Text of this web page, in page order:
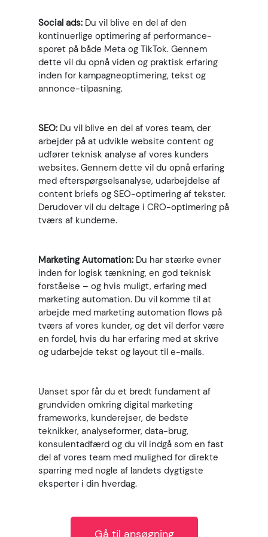
Social ads: Du vil blive en del af den
kontinuerlige optimering af performance-
sporet på både Meta og TikTok. Gennem
dette vil du opnå viden og praktisk erfaring
inden for kampagneoptimering, tekst og
annonce-tilpasning.
SEO: Du vil blive en del af vores team, der
arbejder på at udvikle website content og
udfører teknisk analyse af vores kunders
websites. Gennem dette vil du opnå erfaring
med efterspørgselsanalyse, udarbejdelse af
content briefs og SEO-optimering af tekster.
Derudover vil du deltage i CRO-optimering på
tværs af kunderne.
Marketing Automation: Du har stærke evner
inden for logisk tænkning, en god teknisk
forståelse – og hvis muligt, erfaring med
marketing automation. Du vil komme til at
arbejde med marketing automation flows på
tværs af vores kunder, og det vil derfor være
en fordel, hvis du har erfaring med at skrive
og udarbejde tekst og layout til e-mails.
Uanset spor får du et bredt fundament af
grundviden omkring digital marketing
frameworks, kunderejser, de bedste
teknikker, analyseformer, data-brug,
konsulentadfærd og du vil indgå som en fast
del af vores team med mulighed for direkte
sparring med nogle af landets dygtigste
eksperter i din hverdag.
Gå til ansøgning